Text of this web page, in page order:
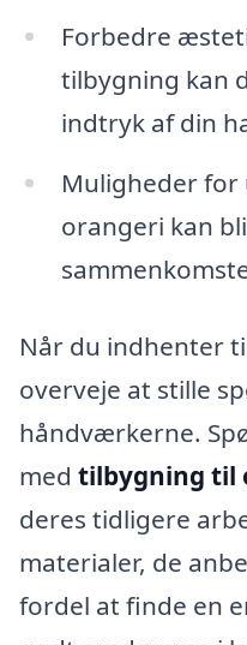
Forbedre
tilbygning kan
indtryk af din
Muligheder for
orangeri kan
Når du indhenter
overveje at stille
håndværkerne.
med tilbygning til
deres tidligere
materialer, de
fordel at finde en